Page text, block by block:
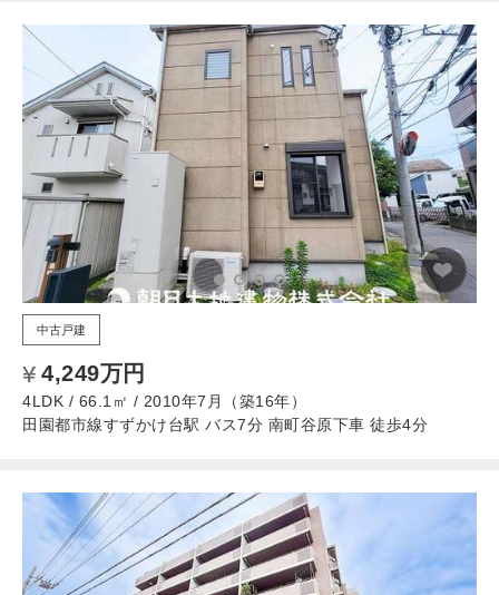
中古戸建
4,249万円
4LDK / 66.1㎡ / 2010年7月（築16年）
田園都市線すずかけ台駅 バス7分 南町谷原下車 徒歩4分